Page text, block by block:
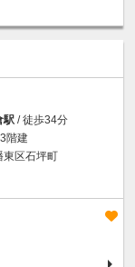
駅 / 徒歩34分
階建
東区石坪町